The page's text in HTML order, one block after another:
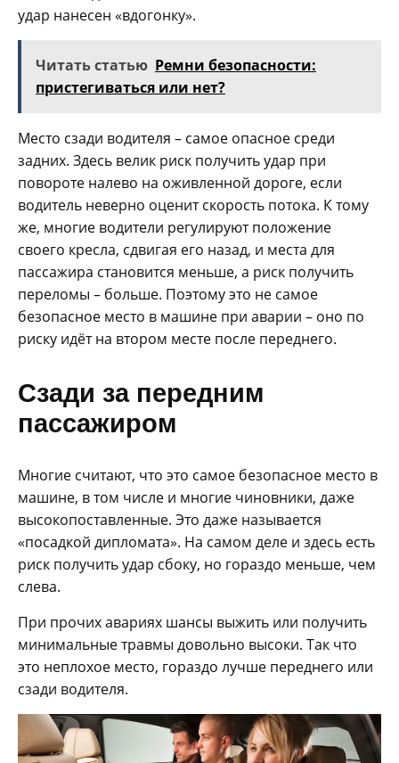
удар нанесен «вдогонку».
Читать статью Ремни безопасности:
пристегиваться или нет?
Место сзади водителя – самое опасное среди
задних. Здесь велик риск получить удар при
повороте налево на оживленной дороге, если
водитель неверно оценит скорость потока. К тому
же, многие водители регулируют положение
своего кресла, сдвигая его назад, и места для
пассажира становится меньше, а риск получить
переломы – больше. Поэтому это не самое
безопасное место в машине при аварии – оно по
риску идёт на втором месте после переднего.
Сзади за передним
пассажиром
Многие считают, что это самое безопасное место в
машине, в том числе и многие чиновники, даже
высокопоставленные. Это даже называется
«посадкой дипломата». На самом деле и здесь есть
риск получить удар сбоку, но гораздо меньше, чем
слева.
При прочих авариях шансы выжить или получить
минимальные травмы довольно высоки. Так что
это неплохое место, гораздо лучше переднего или
сзади водителя.